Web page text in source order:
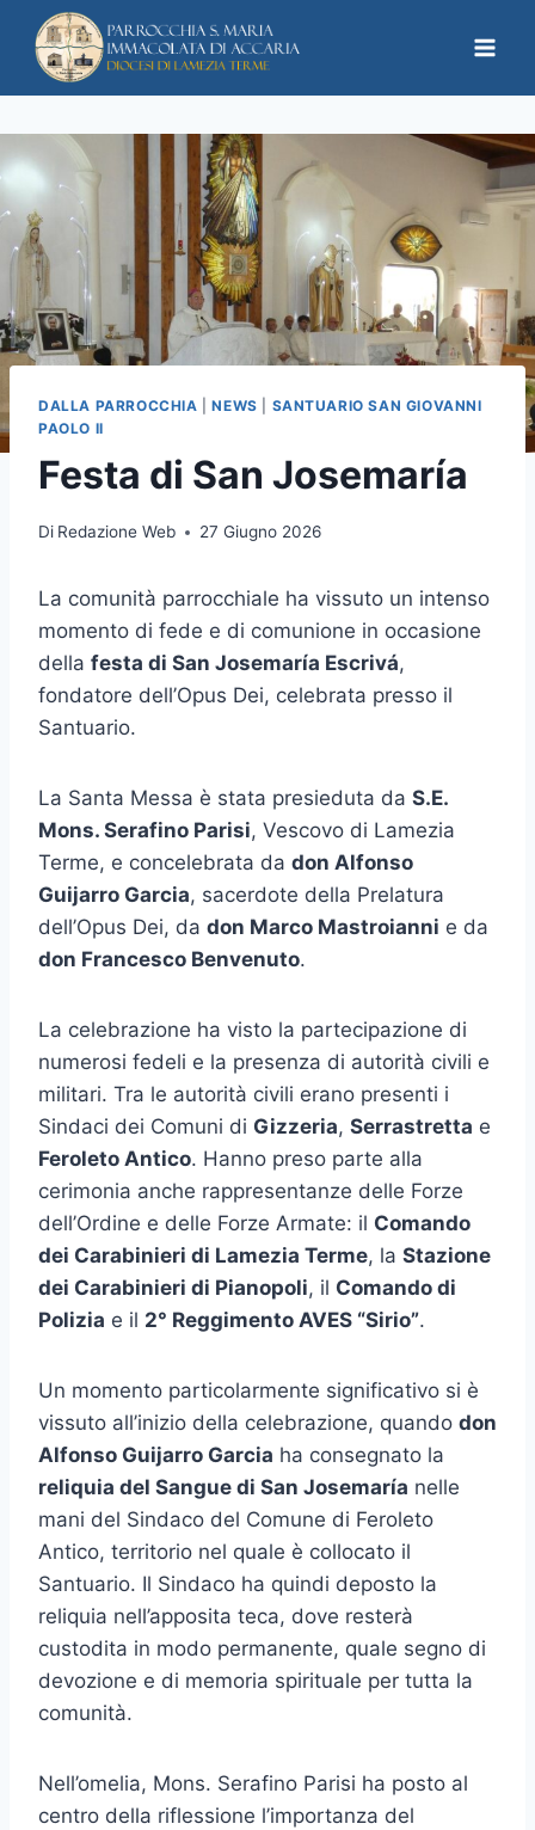
DALLA PARROCCHIA |NEWS
SANTUARIO SAN GIOVANNI
PAOLO II
Festa di San Josemaría
Di Redazione Web 27 Giugno 2026
La comunità parrocchiale ha vissuto un intenso
momento di fede e di comunione in occasione
della festa di San Josemaría Escrivá,
fondatore dell’Opus Dei, celebrata presso il
Santuario.
La Santa Messa è stata presieduta da S.E.
Mons. Serafino Parisi, Vescovo di Lamezia
Terme, e concelebrata da don Alfonso
Guijarro Garcia, sacerdote della Prelatura
dell’Opus Dei, da don Marco Mastroianni e da
don Francesco Benvenuto.
La celebrazione ha visto la partecipazione di
numerosi fedeli e la presenza di autorità civili e
militari. Tra le autorità civili erano presenti i
Sindaci dei Comuni di Gizzeria, Serrastretta e
Feroleto Antico. Hanno preso parte alla
cerimonia anche rappresentanze delle Forze
dell’Ordine e delle Forze Armate: il Comando
dei Carabinieri di Lamezia Terme, la Stazione
dei Carabinieri di Pianopoli, il Comando di
Polizia e il 2° Reggimento AVES “Sirio”.
Un momento particolarmente significativo si è
vissuto all’inizio della celebrazione, quando don
Alfonso Guijarro Garcia ha consegnato la
reliquia del Sangue di San Josemaría nelle
mani del Sindaco del Comune di Feroleto
Antico, territorio nel quale è collocato il
Santuario. Il Sindaco ha quindi deposto la
reliquia nell’apposita teca, dove resterà
custodita in modo permanente, quale segno di
devozione e di memoria spirituale per tutta la
comunità.
Nell’omelia, Mons. Serafino Parisi ha posto al
centro della riflessione l’importanza del